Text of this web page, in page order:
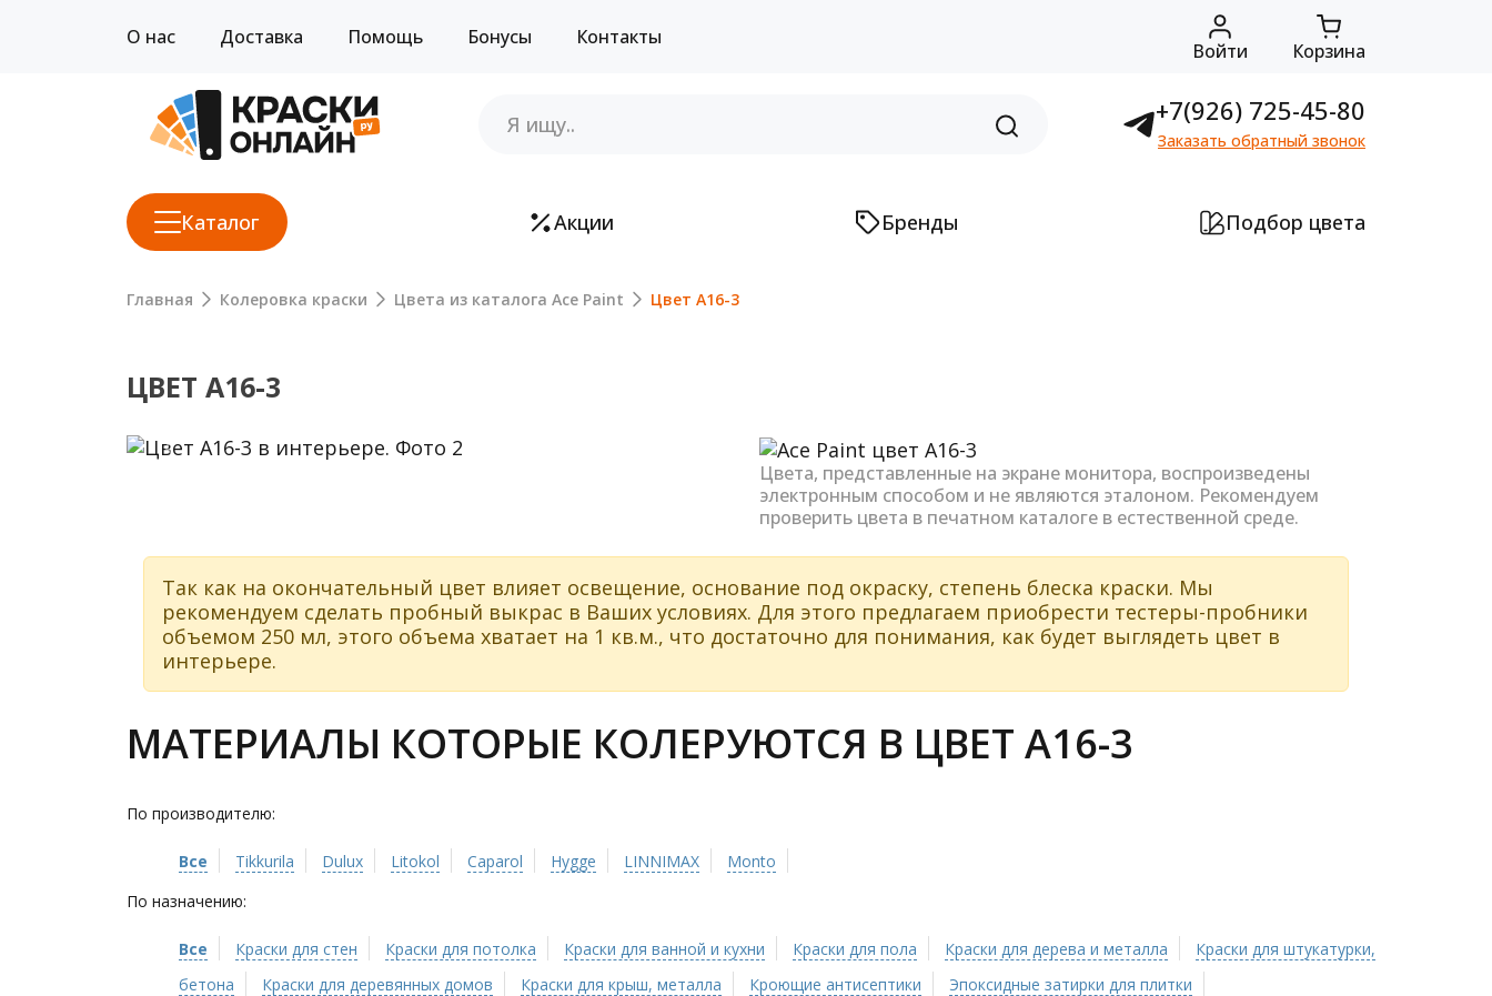
О нас Доставка Помощь Бонусы Контакты
Войти Корзина
+7(926) 725-45-80
Заказать обратный звонок
Каталог Акции Бренды Подбор цвета
Главная Колеровка краски Цвета из каталога Ace Paint Цвет A16-3
ЦВЕТ A16-3
Previous
Цвета, представленные на экране монитора, воспроизведены
электронным способом и не являются эталоном. Рекомендуем
проверить цвета в печатном каталоге в естественной среде.
Так как на окончательный цвет влияет освещение, основание под окраску, степень блеска краски. Мы
рекомендуем сделать пробный выкрас в Ваших условиях. Для этого предлагаем приобрести тестеры-пробники
объемом 250 мл, этого объема хватает на 1 кв.м., что достаточно для понимания, как будет выглядеть цвет в
интерьере.
МАТЕРИАЛЫ КОТОРЫЕ КОЛЕРУЮТСЯ В ЦВЕТ A16-3
По производителю:
Все Tikkurila Dulux Litokol Caparol Hygge LINNIMAX
Monto
По назначению:
Все Краски для стен Краски для потолка Краски для ванной и кухни Краски для пола Краски для дерева и металла
Краски для штукатурки,
бетона
Краски для деревянных домов Краски для крыш, металла Кроющие антисептики Эпоксидные затирки для плитки